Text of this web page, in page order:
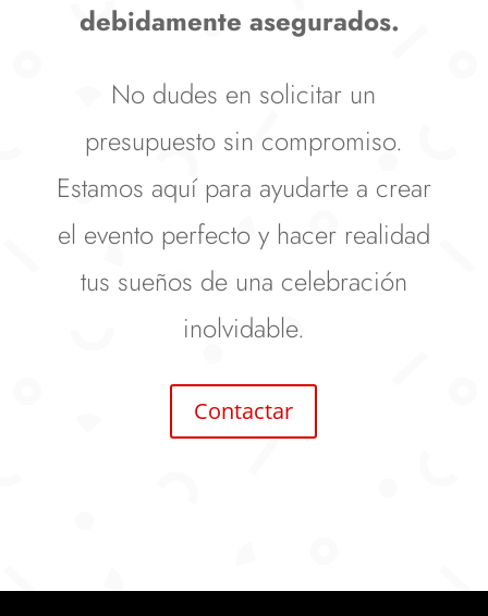
debidamente asegurados.
No dudes en solicitar un
presupuesto sin compromiso.
Estamos aquí para ayudarte a crear
el evento perfecto y hacer realidad
tus sueños de una celebración
inolvidable.
Contactar